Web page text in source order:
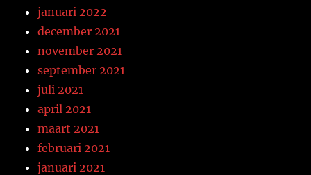
januari 2022
december 2021
november 2021
september 2021
juli 2021
april 2021
maart 2021
februari 2021
januari 2021